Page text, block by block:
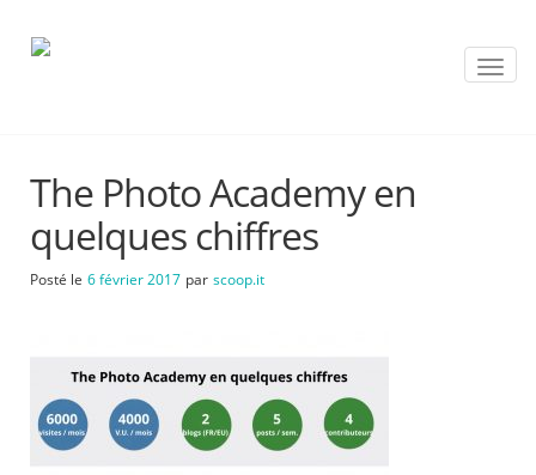
T
The Photo Academy en
quelques chiffres
Posté le 6 février 2017 par scoop.it